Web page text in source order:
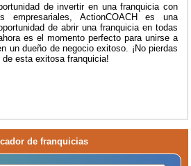
de invertir en una franquicia con
empresariales, ActionCOACH es una
de abrir una franquicia en todas
es el momento perfecto para unirse a
un dueño de negocio exitoso. ¡No pierdas
esta exitosa franquicia!
de franquicias